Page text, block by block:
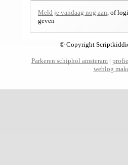
Meld je vandaag nog aan, of
geven
© Copyright
Parkeren schiphol amsteram |
weblog